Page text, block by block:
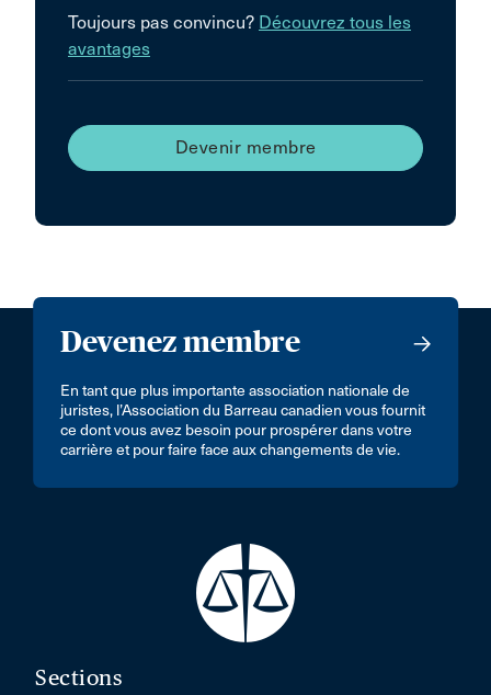
Toujours pas convincu? Découvrez tous les
avantages
Devenir membre
Devenez membre
En tant que plus importante association nationale de
juristes, l’Association du Barreau canadien vous fournit
ce dont vous avez besoin pour prospérer dans votre
carrière et pour faire face aux changements de vie.
Sections